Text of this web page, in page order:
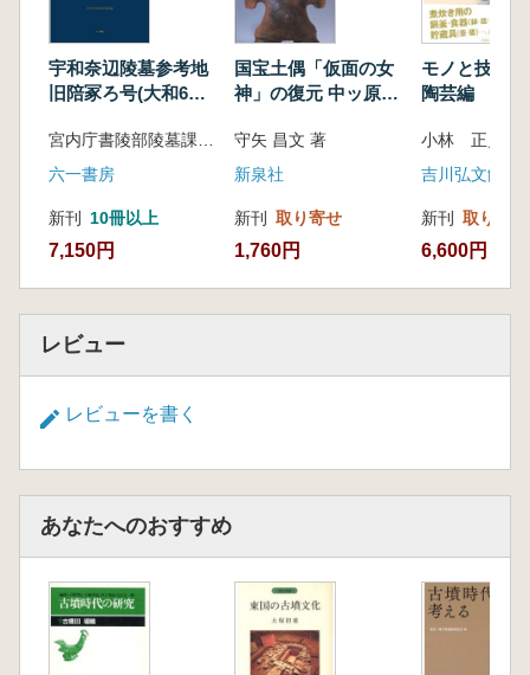
宇和奈辺陵墓参考地
旧陪冢ろ号(大和6号
報告
六一書房
新刊 10冊以上
7,150円
国宝土偶「仮面の女
神」の復元 中ッ原遺
守矢 昌文 著
新泉社
新刊 取り寄せ
1,760円
モノと技術
陶芸編
小林 正史 編
吉川弘文館
新刊 取り寄せ
6,600円
レビュー
レビューを書く
あなたへのおすすめ